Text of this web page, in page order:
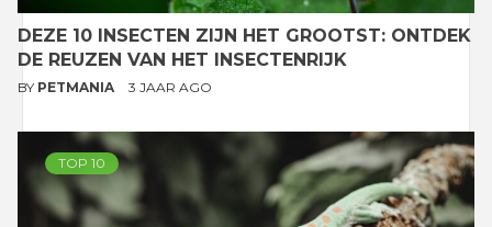
DEZE 10 INSECTEN ZIJN HET GROOTST: ONTDEK
DE REUZEN VAN HET INSECTENRIJK
BY PETMANIA 3 JAAR AGO
TOP 10